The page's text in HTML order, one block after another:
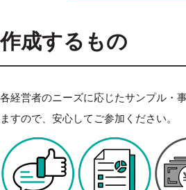
作成するもの
各経営者のニーズに応じたサンプル・
ますので、安心してご参加ください。